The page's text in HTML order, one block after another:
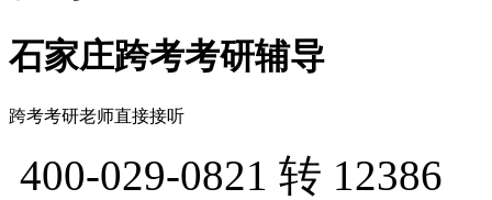
石家庄跨考考研辅导
跨考考研老师直接接听
400-029-0821 转 12386